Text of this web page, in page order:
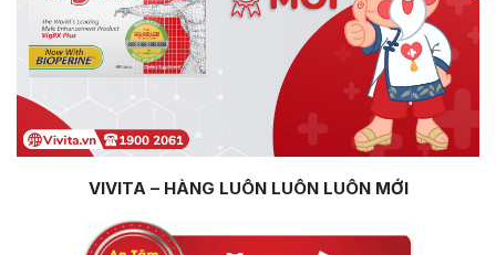
VIVITA – HÀNG LUÔN LUÔN LUÔN MỚI